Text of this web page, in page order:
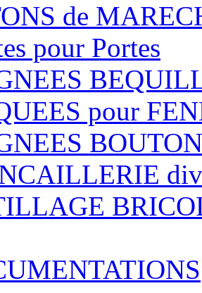
de
pour Portes
pour